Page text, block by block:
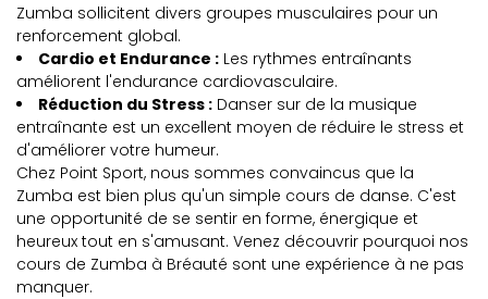
Zumba sollicitent divers groupes musculaires pour un
renforcement global.
Cardio et Endurance : Les rythmes entraînants
améliorent l'endurance cardiovasculaire.
Réduction du Stress : Danser sur de la musique
entraînante est un excellent moyen de réduire le stress et
d'améliorer votre humeur.
Chez Point Sport, nous sommes convaincus que la
Zumba est bien plus qu'un simple cours de danse. C'est
une opportunité de se sentir en forme, énergique et
heureux tout en s'amusant. Venez découvrir pourquoi nos
cours de Zumba à Bréauté sont une expérience à ne pas
manquer.